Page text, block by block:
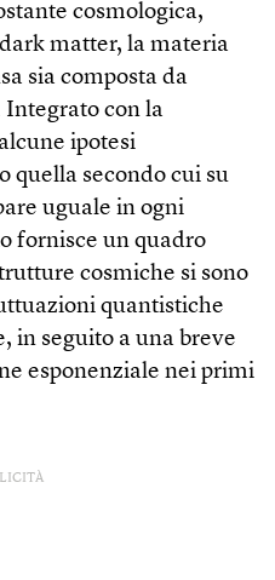
cosmologica,
matter, la materia
sia composta da
con la
ipotesi
quella secondo cui su
uguale in ogni
fornisce un quadro
cosmiche si sono
quantistiche
in seguito a una breve
esponenziale nei primi